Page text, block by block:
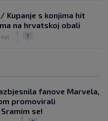
Kupanje s konjima hit
na hrvatskoj obali
1
fanove Marvela,
promovirali
se!